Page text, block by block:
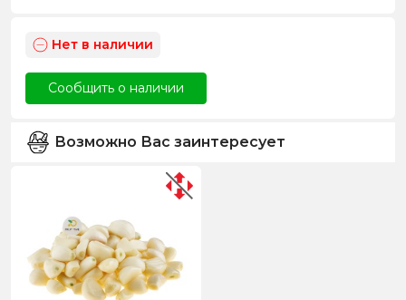
Нет в наличии
Сообщить о наличии
Возможно Вас заинтересует